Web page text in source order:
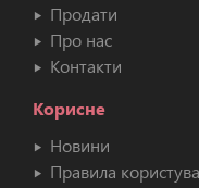
Продати
Про нас
Контакти
Корисне
Новини
Правила